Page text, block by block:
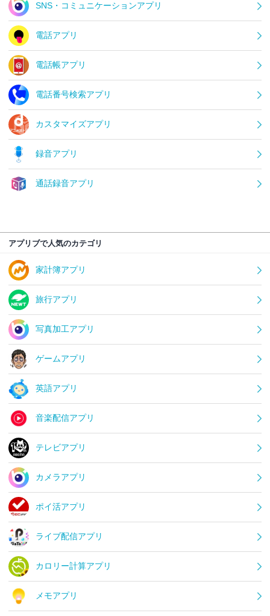
SNS・コミュニケーションアプリ
電話アプリ
電話帳アプリ
電話番号検索アプリ
カスタマイズアプリ
録音アプリ
通話録音アプリ
アプリブで人気のカテゴリ
家計簿アプリ
旅行アプリ
写真加工アプリ
ゲームアプリ
英語アプリ
音楽配信アプリ
テレビアプリ
カメラアプリ
ポイ活アプリ
ライブ配信アプリ
カロリー計算アプリ
メモアプリ